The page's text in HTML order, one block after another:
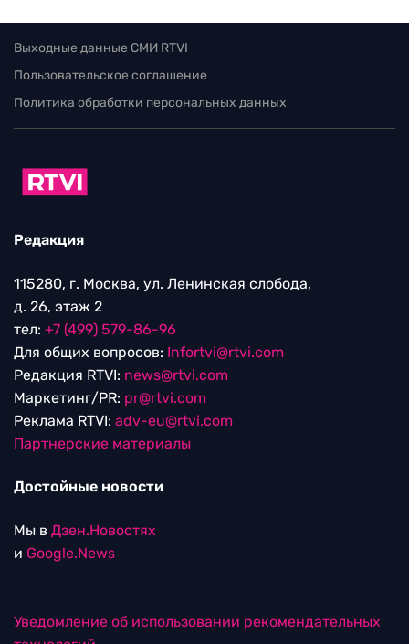
Выходные данные СМИ RTVI
Пользовательское соглашение
Политика обработки персональных данных
Редакция
115280, г. Москва, ул. Ленинская слобода,
д. 26, этаж 2
тел: +7 (499) 579-86-96
Для общих вопросов: Infortvi@rtvi.com
Редакция RTVI: news@rtvi.com
Маркетинг/PR: pr@rtvi.com
Реклама RTVI: adv-eu@rtvi.com
Партнерские материалы
Достойные новости
Мы в Дзен.Новостях
и Google.News
Уведомление об использовании рекомендательных